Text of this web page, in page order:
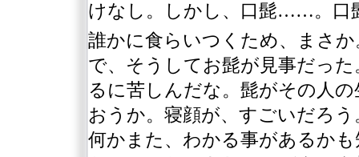
けなし。しかし、口髭……。口
誰かに食らいつくため、まさ
で、そうしてお髭が見事だっ
るに苦しんだな。髭がその人
おうか。寝顔が、すごいだろ
何かまた、わかる事があるか